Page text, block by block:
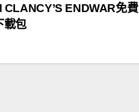
ENDWAR免費
載包